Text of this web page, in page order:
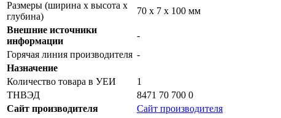
Размеры (ширина x высота x
глубина)
70 x 7 x 100 мм
Внешние источники
информации
-
Горячая линия производителя -
Назначение
Количество товара в УЕИ
1
ТНВЭД
8471 70 700 0
Сайт производителя
Сайт производителя